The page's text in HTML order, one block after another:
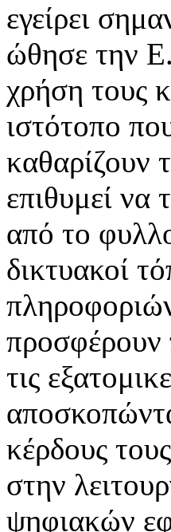
εγείρει
ώθησε την
χρήση τους
ιστότοπο
καθαρίζουν
επιθυμεί να
από το
δικτυακοί
προσφέρουν
τις
κέρδους
στην
ψηφιακών